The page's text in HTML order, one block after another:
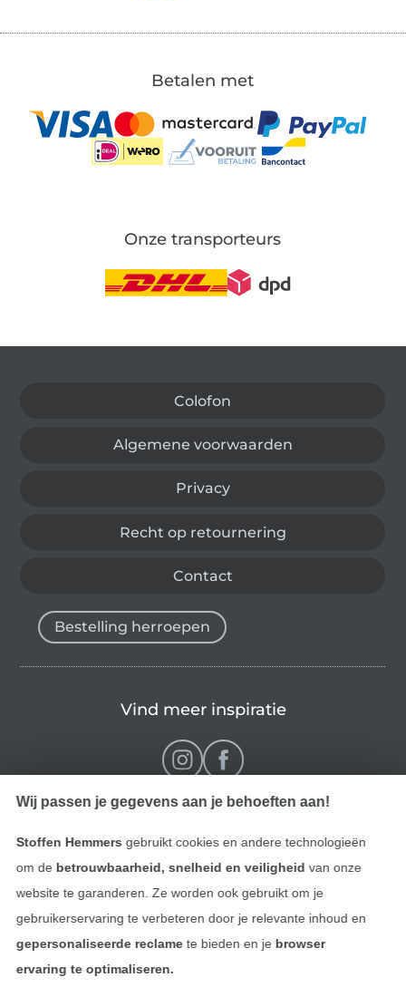
Betalen met
Onze transporteurs
Colofon
Algemene voorwaarden
Privacy
Recht op retournering
Contact
Bestelling herroepen
Vind meer inspiratie
Nederlands
Wissel naar de
Français
Wissel naar de
Wij passen je gegevens aan je behoeften aan!
Stoffen Hemmers gebruikt cookies en andere technologieën
om de betrouwbaarheid, snelheid en veiligheid van onze
website te garanderen. Ze worden ook gebruikt om je
gebruikerservaring te verbeteren door je relevante inhoud en
gepersonaliseerde reclamete bieden en je browser
ervaring te optimaliseren.